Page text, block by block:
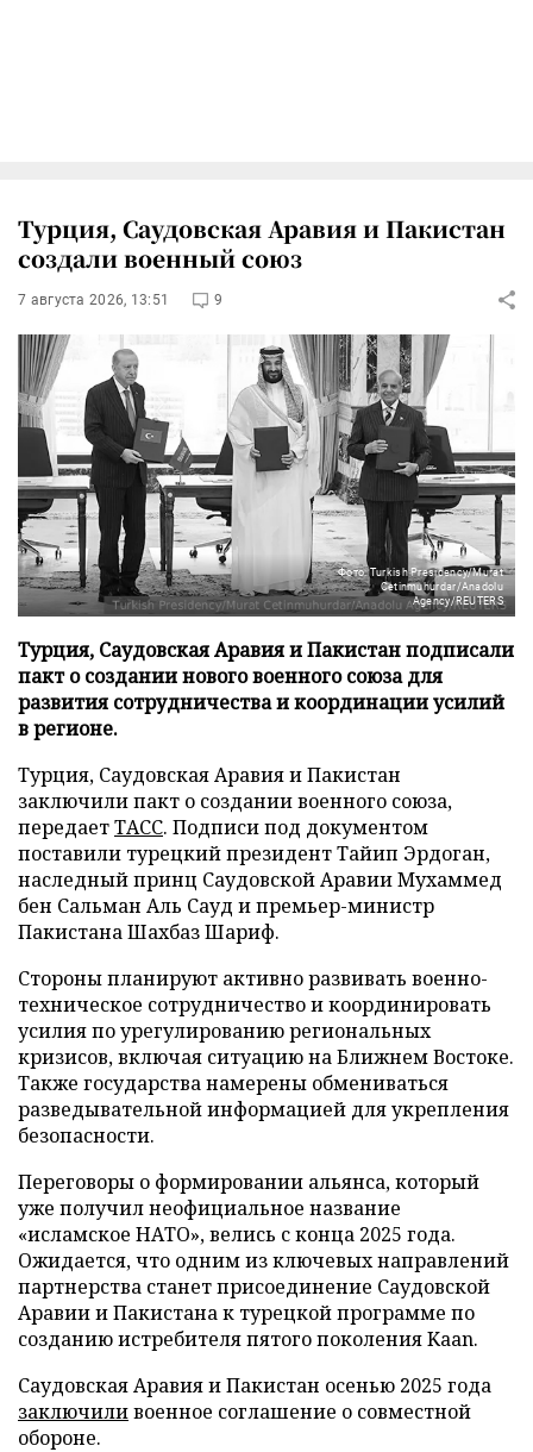
Турция, Саудовская Аравия и Пакистан
создали военный союз
7 августа 2026, 13:51 9
Фото: Turkish Presidency/Murat
Cetinmuhurdar/Anadolu
Agency/REUTERS
Турция, Саудовская Аравия и Пакистан подписали
пакт о создании нового военного союза для
развития сотрудничества и координации усилий
в регионе.
Турция, Саудовская Аравия и Пакистан
заключили пакт о создании военного союза,
передаетТАСС. Подписи под документом
поставили турецкий президент Тайип Эрдоган,
наследный принц Саудовской Аравии Мухаммед
бен Сальман Аль Сауд и премьер-министр
Пакистана Шахбаз Шариф.
Стороны планируют активно развивать военно-
техническое сотрудничество и координировать
усилия по урегулированию региональных
кризисов, включая ситуацию на Ближнем Востоке.
Также государства намерены обмениваться
разведывательной информацией для укрепления
безопасности.
Переговоры о формировании альянса, который
уже получил неофициальное название
«исламское НАТО», велись с конца 2025 года.
Ожидается, что одним из ключевых направлений
партнерства станет присоединение Саудовской
Аравии и Пакистана к турецкой программе по
созданию истребителя пятого поколения Kaan.
Саудовская Аравия и Пакистан осенью 2025 года
заключиливоенное соглашение о совместной
обороне.